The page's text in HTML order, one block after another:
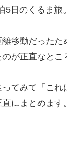
5日のくるま旅。
移動だった
が正直なとこ
てみて「こ
にまとめます。